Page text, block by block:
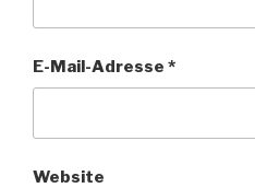
E-Mail-Adresse *
Website